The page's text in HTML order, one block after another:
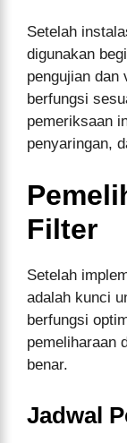
Setelah
digunakan
pengujian dan
berfungsi
pemeriksaan
penyaringan,
Filter
Setelah
adalah kunci
berfungsi
pemeliharaan
benar.
Jadwal